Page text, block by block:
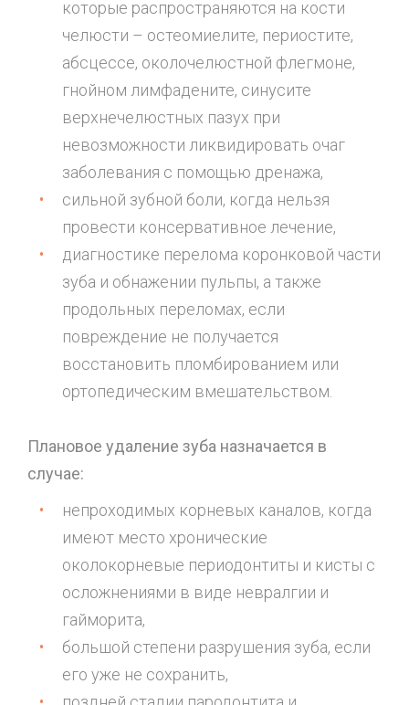
которые распространяются на кости
челюсти – остеомиелите, периостите,
абсцессе, околочелюстной флегмоне,
гнойном лимфадените, синусите
верхнечелюстных пазух при
невозможности ликвидировать очаг
заболевания с помощью дренажа,
сильной зубной боли, когда нельзя
провести консервативное лечение,
диагностике перелома коронковой части
зуба и обнажении пульпы, а также
продольных переломах, если
повреждение не получается
восстановить пломбированием или
ортопедическим вмешательством.
Плановое удаление зуба назначается в
случае:
непроходимых корневых каналов, когда
имеют место хронические
околокорневые периодонтиты и кисты с
осложнениями в виде невралгии и
гайморита,
большой степени разрушения зуба, если
его уже не сохранить,